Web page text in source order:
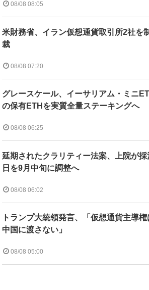
08/08 08:05
米財務省、イラン仮想通貨取引所2社を
裁
08/08 07:20
グレースケール、イーサリアム・ミニ
の保有ETHを実質全量ステーキングへ
08/08 06:25
延期されたクラリティー法案、上院が採
日を9月中旬に調整へ
08/08 06:02
トランプ大統領発言、「仮想通貨主導権
中国に渡さない」
08/08 05:00